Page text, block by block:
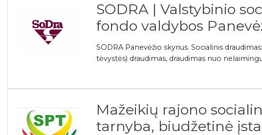
SODRA | Valstybinio
fondo valdybos
SODRA Panevėžio skyrius. Socialinis
tėvystės) draudimas, draudimas nuo
Mažeikių rajono
tarnyba, biudžetinė